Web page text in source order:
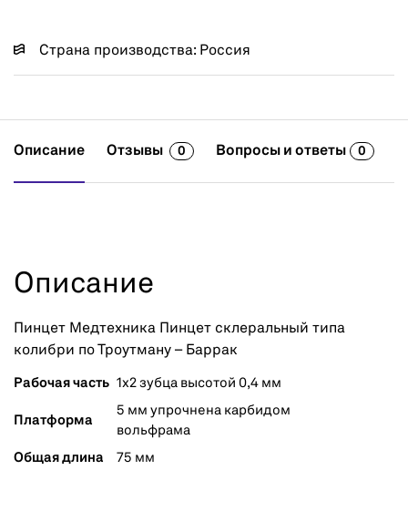
Страна производства: Россия
Описание Отзывы 0 Вопросы и ответы 0
Описание
Пинцет Медтехника Пинцет склеральный типа
колибри по Троутману – Баррак
Рабочая часть 1х2 зубца высотой 0,4 мм
Платформа
5 мм упрочнена карбидом
вольфрама
Общая длина
75 мм